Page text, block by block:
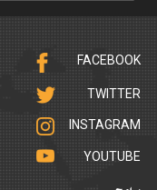
FACEBOOK
TWITTER
INSTAGRAM
YOUTUBE